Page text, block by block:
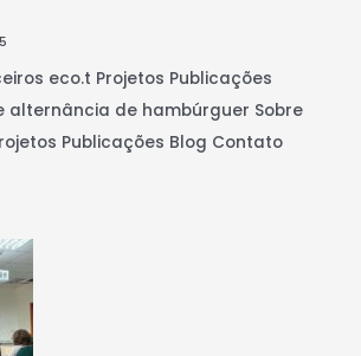
eco.t Projetos Publicações
alternância de hambúrguer Sobre
Publicações Blog Contato